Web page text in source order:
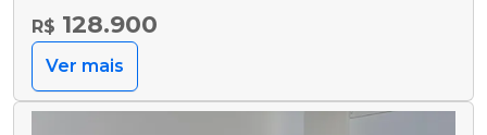
R$ 128.900
Ver mais